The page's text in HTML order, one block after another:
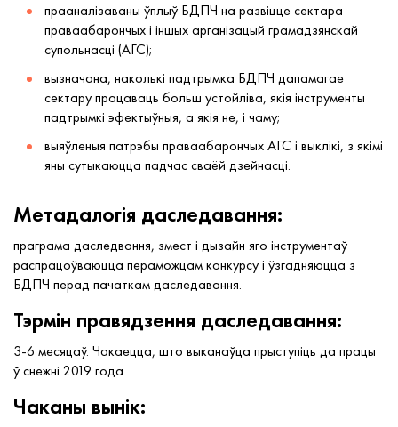
прааналізаваны ўплыў БДПЧ на развіцце сектара
праваабарончых і іншых арганізацый грамадзянскай
супольнасці (АГС);
вызначана, наколькі падтрымка БДПЧ дапамагае
сектару працаваць больш устойліва, якія інструменты
падтрымкі эфектыўныя, а якія не, і чаму;
выяўленыя патрэбы праваабарончых АГС і выклікі, з якімі
яны сутыкаюцца падчас сваёй дзейнасці.
Метадалогія даследавання:
праграма даследвання, змест і дызайн яго інструментаў
распрацоўваюцца пераможцам конкурсу і ўзгадняюцца з
БДПЧ перад пачаткам даследавання.
Тэрмін правядзення даследавання:
3-6 месяцаў. Чакаецца, што выканаўца прыступіць да працы
ў снежні 2019 года.
Чаканы вынік: